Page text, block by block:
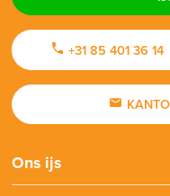
+31 85 401 36 14
Ons ijs